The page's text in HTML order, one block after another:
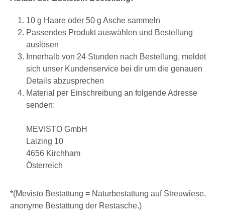
10 g Haare oder 50 g Asche sammeln
Passendes Produkt auswählen und Bestellung
auslösen
Innerhalb von 24 Stunden nach Bestellung, meldet
sich unser Kundenservice bei dir um die genauen
Details abzusprechen
Material per Einschreibung an folgende Adresse
senden:
MEVISTO GmbH
Laizing 10
4656 Kirchham
Österreich
*(Mevisto Bestattung = Naturbestattung auf Streuwiese,
anonyme Bestattung der Restasche.)